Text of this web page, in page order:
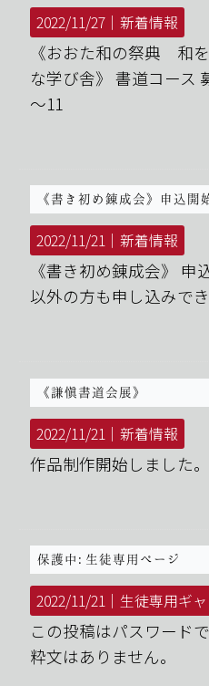
2022/11/27｜新着情報
《おおた和の祭典 和
な学び舎》 書道コース
～11
《書き初め錬成会》申込開
2022/11/21｜新着情報
《書き初め錬成会》 申
以外の方も申し込みでき
《謙愼書道会展》
2022/11/21｜新着情報
作品制作開始しました。
保護中: 生徒専用ページ
2022/11/21｜ 生徒専用ギ
この投稿はパスワード
粋文はありません。